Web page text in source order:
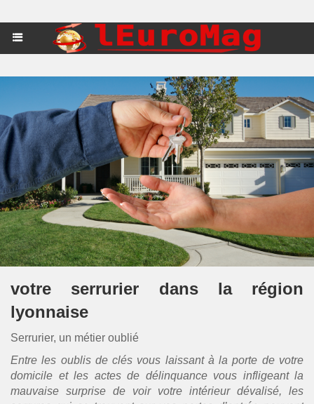
votre serrurier dans la région
lyonnaise
Serrurier, un métier oublié
Entre les oublis de clés vous laissant à la porte de votre
domicile et les actes de délinquance vous infligeant la
mauvaise surprise de voir votre intérieur dévalisé, les